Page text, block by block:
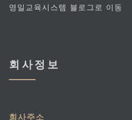
영일교육시스템 블로그로 이동
회사정보
회사주소